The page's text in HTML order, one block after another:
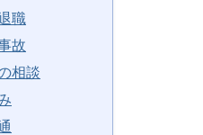
職
故
相談